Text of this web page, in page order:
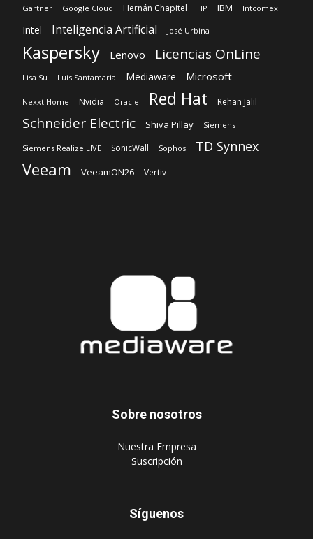
Gartner Google Cloud Hernán Chapitel HP IBM Intcomex
Intel Inteligencia Artificial José Urbina
Kaspersky Lenovo Licencias OnLine
Lisa Su Luis Santamaria Mediaware Microsoft
Nexxt Home Nvidia Oracle Red Hat Rehan Jalil
Schneider Electric Shiva Pillay Siemens
Siemens Realize LIVE SonicWall Sophos TD Synnex
Veeam VeeamON26 Vertiv
Sobre nosotros
‎Nuestra Empresa
‎Suscripción
Síguenos